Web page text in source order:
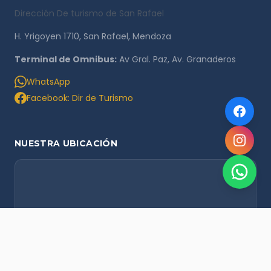
Dirección De turismo de San Rafael
H. Yrigoyen 1710, San Rafael, Mendoza
Terminal de Omnibus: Av Gral. Paz, Av. Granaderos
WhatsApp
Facebook: Dir de Turismo
NUESTRA UBICACIÓN